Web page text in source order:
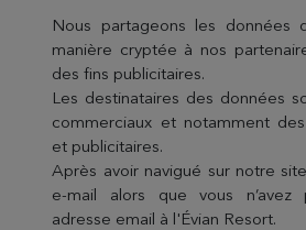
Nous partageons les données
manière cryptée à nos
des fins publicitaires.
Les destinataires des données
commerciaux et notamment
et publicitaires.
Après avoir navigué sur notre
e-mail alors que vous
adresse email à l'Évian Resort.